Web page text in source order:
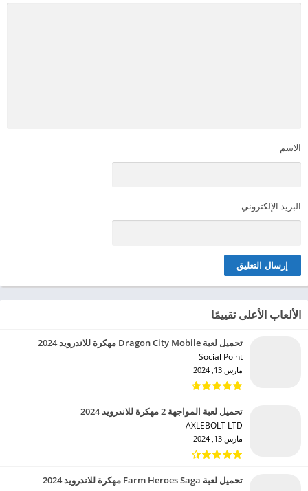
الاسم
البريد الإلكتروني
الألعاب الأعلى تقييمًا
تحميل لعبة Dragon City Mobile مهكرة للاندرويد 2024
Social Point‏
مارس 13, 2024
تحميل لعبة المواجهة 2 مهكرة للاندرويد 2024
AXLEBOLT LTD‏
مارس 13, 2024
تحميل لعبة Farm Heroes Saga مهكرة للاندرويد 2024